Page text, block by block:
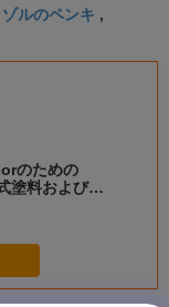
ルのペンキ ,
のための
塗料および革